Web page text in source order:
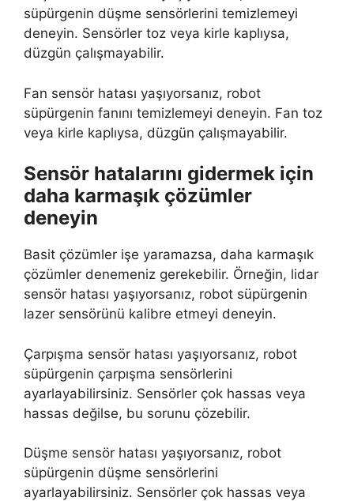
süpürgenin düşme sensörlerini temizlemeyi
deneyin. Sensörler toz veya kirle kaplıysa,
düzgün çalışmayabilir.
Fan sensör hatası yaşıyorsanız, robot
süpürgenin fanını temizlemeyi deneyin. Fan toz
veya kirle kaplıysa, düzgün çalışmayabilir.
Sensör hatalarını gidermek için
daha karmaşık çözümler
deneyin
Basit çözümler işe yaramazsa, daha karmaşık
çözümler denemeniz gerekebilir. Örneğin, lidar
sensör hatası yaşıyorsanız, robot süpürgenin
lazer sensörünü kalibre etmeyi deneyin.
Çarpışma sensör hatası yaşıyorsanız, robot
süpürgenin çarpışma sensörlerini
ayarlayabilirsiniz. Sensörler çok hassas veya
hassas değilse, bu sorunu çözebilir.
Düşme sensör hatası yaşıyorsanız, robot
süpürgenin düşme sensörlerini
ayarlayabilirsiniz. Sensörler çok hassas veya